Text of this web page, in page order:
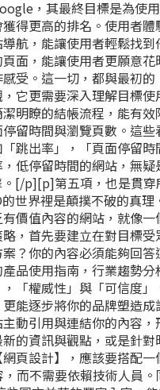
，其最終目標是為使
得更高的排名。使用者
航，能讓使用者輕鬆找
面，能讓使用者更願意
受。這一切，都與最初
它更需要深入理解目標
明瞭的結帳流程，能有
留時間與瀏覽頁數。這
跳出率」，「頁面停留
低停留時間的網站，無
[/p][p]第五項，也是貫
世界裡是顛撲不破的真
價值內容的網站，就像
，首先要建立在對目標
？你的內容必須能夠回
品使用指南，行業趨勢
「權威性」與「可信度
能逐步將你的品牌塑造
動引用與連結你的內容
的資訊與觀點，或是針
頁設計】，應該要搭配
而不需要依賴技術人員